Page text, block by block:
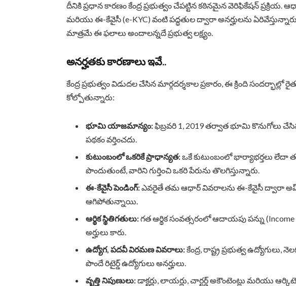
దీనికి ప్రధాన కారణం కేంద్ర ప్రభుత్వం చేపట్టిన కఠినమైన వెరిఫికేషన్ ప్రక్రియ.
మరియు ఈ-కేవైసీ (e-KYC) వంటి పద్ధతుల ద్వారా అనర్హులను
మాత్రమే ఈ ఫలాలు అందాలన్నదే ప్రభుత్వ లక్ష్యం.
అనర్హతకు కారణాలు ఇవే..
కేంద్ర ప్రభుత్వం విడుదల చేసిన మార్గదర్శకాల ప్రకారం, ఈ క్రింది
కోల్పోతున్నారు:
భూమి యాజమాన్యం:ఫిబ్రవరి 1, 2019 తర్వాత భూమి కొనుగోలు
పథకం వర్తించదు.
కుటుంబంలో ఒకరికే ప్రాధాన్యత:ఒకే కుటుంబంలో భార్యాభర్తలు లేదా
పొందుతుంటే, వారిని గుర్తించి ఒకరి పేరును తొలగిస్తున్నారు.
ఈ-కేవైసీ పెండింగ్:ఎవరైతే తమ ఆధార్ వివరాలను ఈ-కేవైసీ ద్వారా
ఆగిపోతున్నాయి.
ఆర్థిక స్థితిగతులు:గత ఆర్థిక సంవత్సరంలో ఆదాయపు పన్ను
అర్హులు కారు.
ఉద్యోగ, పదవీ విరమణ వివరాలు:కేంద్ర, రాష్ట్ర ప్రభుత్వ ఉద్యోగులు,
పొందే రిటైర్డ్ ఉద్యోగులు అనర్హులు.
వృత్తి నిపుణులు:డాక్టర్లు, లాయర్లు, చార్టర్డ్ అకౌంటెంట్లు మరియు